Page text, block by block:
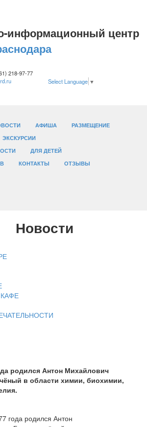
информационный центр
218-97-77
Select Language ▼
АФИША
РАЗМЕЩЕНИЕ
ЭКСКУРСИИ
ДЛЯ ДЕТЕЙ
КОНТАКТЫ ОТЗЫВЫ
Новости
родился Антон Михайлович
в области химии, биохимии,